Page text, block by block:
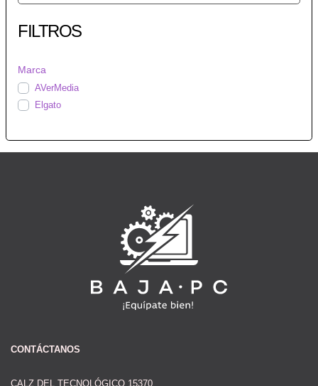
FILTROS
Marca
AVerMedia
Elgato
CONTÁCTANOS
CALZ DEL TECNOLÓGICO 15370